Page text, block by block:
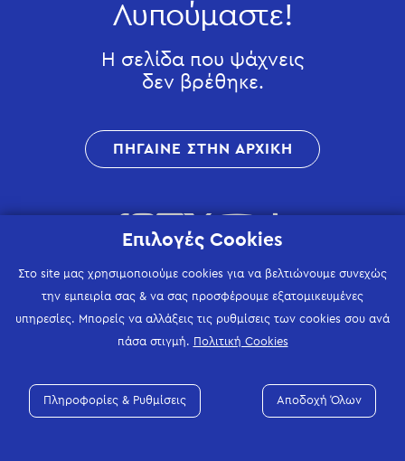
Λυπούμαστε!
Η σελίδα που ψάχνεις
δεν βρέθηκε.
ΠΗΓΑΙΝΕ ΣΤΗΝ ΑΡΧΙΚΗ
Επιλογές Cookies
Στο site μας χρησιμοποιούμε cookies για να βελτιώνουμε συνεχώς
την εμπειρία σας & να σας προσφέρουμε εξατομικευμένες
υπηρεσίες. Μπορείς να αλλάξεις τις ρυθμίσεις των cookies σου ανά
πάσα στιγμή. Πολιτική Cookies
Πληροφορίες & Ρυθμίσεις Αποδοχή Όλων